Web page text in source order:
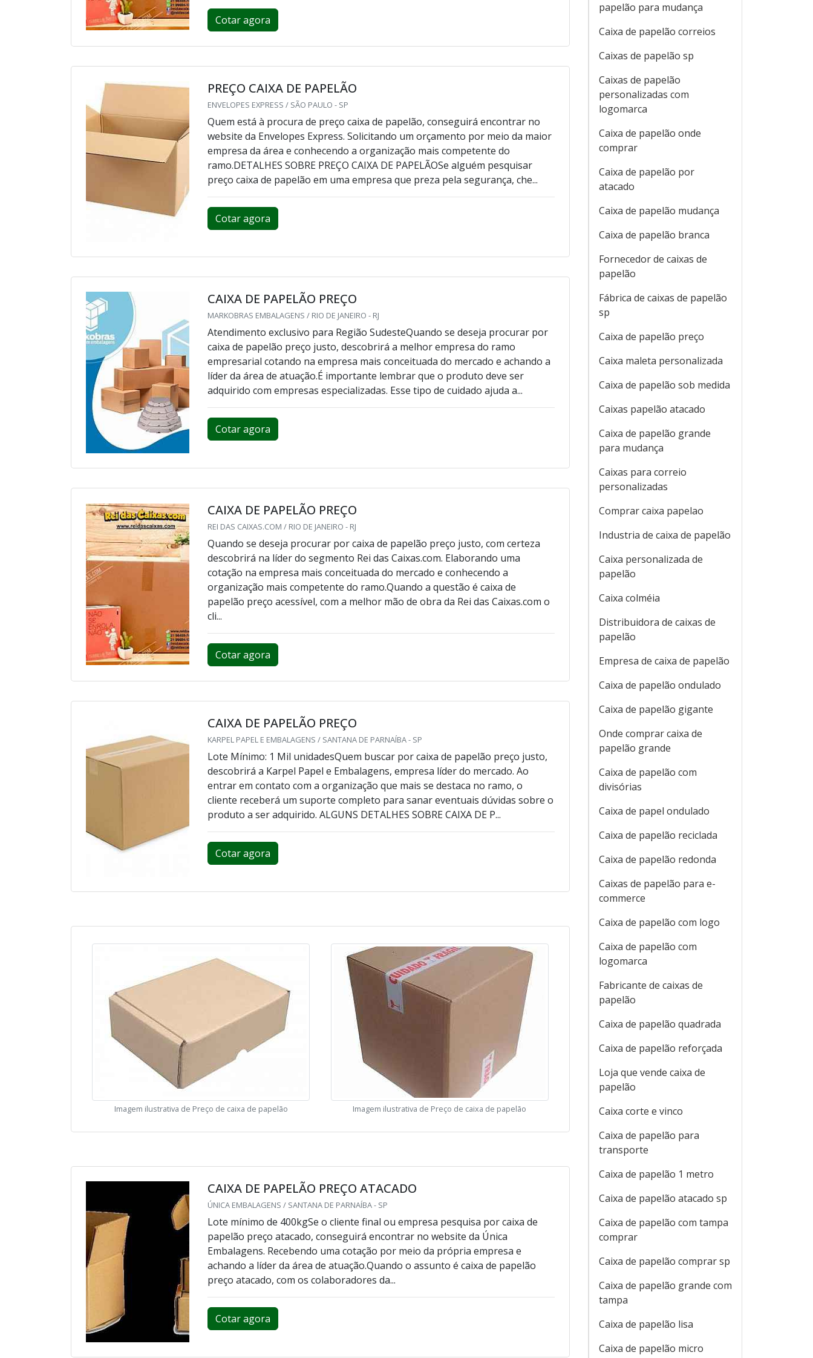
Cotar agora
PREÇO CAIXA DE PAPELÃO
ENVELOPES EXPRESS / SÃO PAULO - SP
Quem está à procura de preço caixa de papelão, conseguirá encontrar no
website da Envelopes Express. Solicitando um orçamento por meio da maior
empresa da área e conhecendo a organização mais competente do
ramo.DETALHES SOBRE PREÇO CAIXA DE PAPELÃOSe alguém pesquisar
preço caixa de papelão em uma empresa que preza pela segurança, che...
Cotar agora
CAIXA DE PAPELÃO PREÇO
MARKOBRAS EMBALAGENS / RIO DE JANEIRO - RJ
Atendimento exclusivo para Região SudesteQuando se deseja procurar por
caixa de papelão preço justo, descobrirá a melhor empresa do ramo
empresarial cotando na empresa mais conceituada do mercado e achando a
líder da área de atuação.É importante lembrar que o produto deve ser
adquirido com empresas especializadas. Esse tipo de cuidado ajuda a...
Cotar agora
CAIXA DE PAPELÃO PREÇO
REI DAS CAIXAS.COM / RIO DE JANEIRO - RJ
Quando se deseja procurar por caixa de papelão preço justo, com certeza
descobrirá na líder do segmento Rei das Caixas.com. Elaborando uma
cotação na empresa mais conceituada do mercado e conhecendo a
organização mais competente do ramo.Quando a questão é caixa de
papelão preço acessível, com a melhor mão de obra da Rei das Caixas.com o
cli...
Cotar agora
CAIXA DE PAPELÃO PREÇO
KARPEL PAPEL E EMBALAGENS / SANTANA DE PARNAÍBA - SP
Lote Mínimo: 1 Mil unidadesQuem buscar por caixa de papelão preço justo,
descobrirá a Karpel Papel e Embalagens, empresa líder do mercado. Ao
entrar em contato com a organização que mais se destaca no ramo, o
cliente receberá um suporte completo para sanar eventuais dúvidas sobre o
produto a ser adquirido. ALGUNS DETALHES SOBRE CAIXA DE P...
Cotar agora
Imagem ilustrativa de Preço de caixa de papelão Imagem ilustrativa de Preço de caixa de papelão
CAIXA DE PAPELÃO PREÇO ATACADO
ÚNICA EMBALAGENS / SANTANA DE PARNAÍBA - SP
Lote mínimo de 400kgSe o cliente final ou empresa pesquisa por caixa de
papelão preço atacado, conseguirá encontrar no website da Única
Embalagens. Recebendo uma cotação por meio da própria empresa e
achando a líder da área de atuação.Quando o assunto é caixa de papelão
preço atacado, com os colaboradores da...
Cotar agora
papelão para mudança
Caixa de papelão correios
Caixas de papelão sp
Caixas de papelão
personalizadas com
logomarca
Caixa de papelão onde
comprar
Caixa de papelão por
atacado
Caixa de papelão mudança
Caixa de papelão branca
Fornecedor de caixas de
papelão
Fábrica de caixas de papelão
sp
Caixa de papelão preço
Caixa maleta personalizada
Caixa de papelão sob medida
Caixas papelão atacado
Caixa de papelão grande
para mudança
Caixas para correio
personalizadas
Comprar caixa papelao
Industria de caixa de papelão
Caixa personalizada de
papelão
Caixa colméia
Distribuidora de caixas de
papelão
Empresa de caixa de papelão
Caixa de papelão ondulado
Caixa de papelão gigante
Onde comprar caixa de
papelão grande
Caixa de papelão com
divisórias
Caixa de papel ondulado
Caixa de papelão reciclada
Caixa de papelão redonda
Caixas de papelão para e-
commerce
Caixa de papelão com logo
Caixa de papelão com
logomarca
Fabricante de caixas de
papelão
Caixa de papelão quadrada
Caixa de papelão reforçada
Loja que vende caixa de
papelão
Caixa corte e vinco
Caixa de papelão para
transporte
Caixa de papelão 1 metro
Caixa de papelão atacado sp
Caixa de papelão com tampa
comprar
Caixa de papelão comprar sp
Caixa de papelão grande com
tampa
Caixa de papelão lisa
Caixa de papelão micro